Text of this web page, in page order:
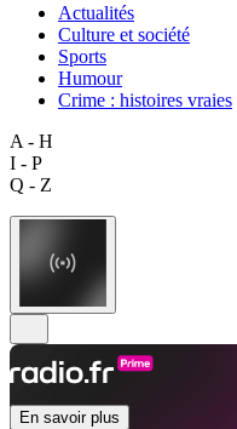
Actualités
Culture et société
Sports
Humour
Crime : histoires vraies
A - H
I - P
Q - Z
En savoir plus